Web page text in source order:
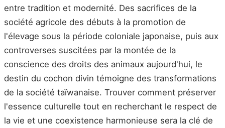
entre tradition et modernité. Des sacrifices de la
société agricole des débuts à la promotion de
l'élevage sous la période coloniale japonaise, puis aux
controverses suscitées par la montée de la
conscience des droits des animaux aujourd'hui, le
destin du cochon divin témoigne des transformations
de la société taïwanaise. Trouver comment préserver
l'essence culturelle tout en recherchant le respect de
la vie et une coexistence harmonieuse sera la clé de